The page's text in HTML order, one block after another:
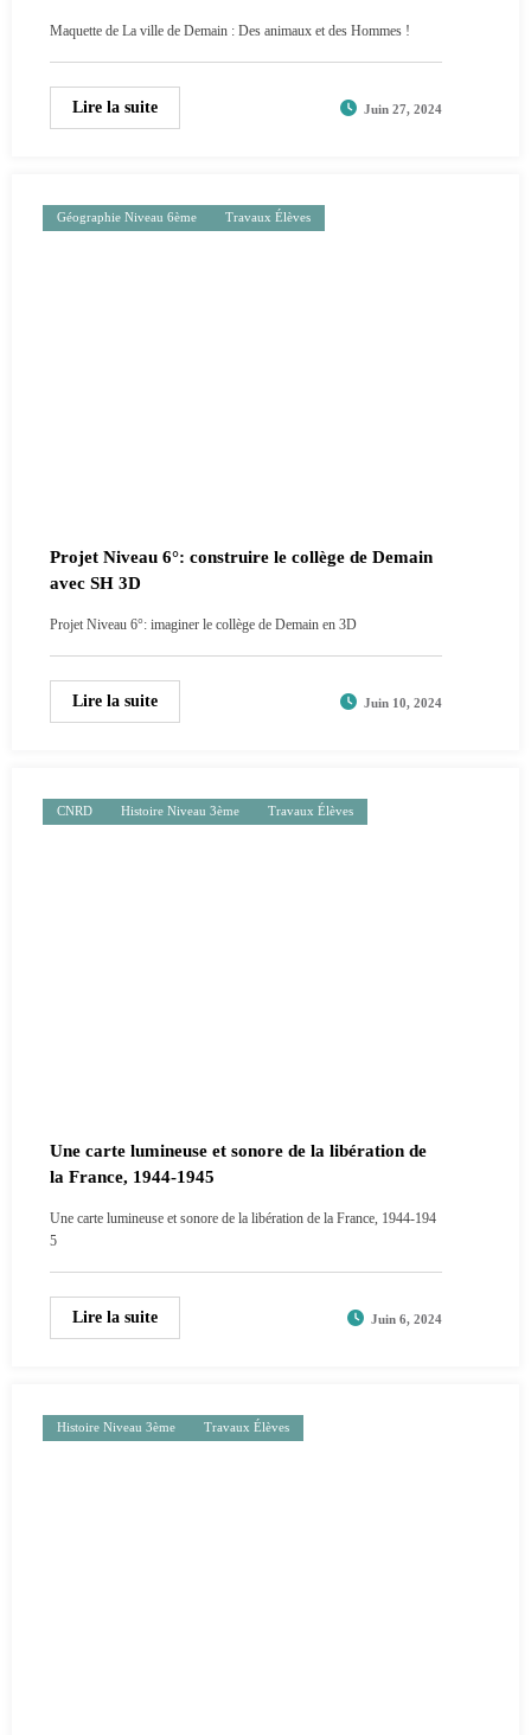
Maquette de La ville de Demain : Des animaux et des Hommes !
Lire la suite Juin 27, 2024
Géographie Niveau 6ème Travaux Élèves
Projet Niveau 6°: construire le collège de Demain
avec SH 3D
Projet Niveau 6°: imaginer le collège de Demain en 3D
Lire la suite Juin 10, 2024
CNRD Histoire Niveau 3ème Travaux Élèves
Une carte lumineuse et sonore de la libération de
la France, 1944-1945
Une carte lumineuse et sonore de la libération de la France, 1944-194
5
Lire la suite Juin 6, 2024
Histoire Niveau 3ème Travaux Élèves